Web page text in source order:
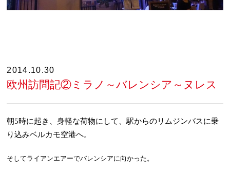
2014.10.30
欧州訪問記②ミラノ～バレンシア～ヌレス
朝5時に起き、身軽な荷物にして、駅からのリムジンバスに乗
り込みベルカモ空港へ。
そしてライアンエアーでバレンシアに向かった。